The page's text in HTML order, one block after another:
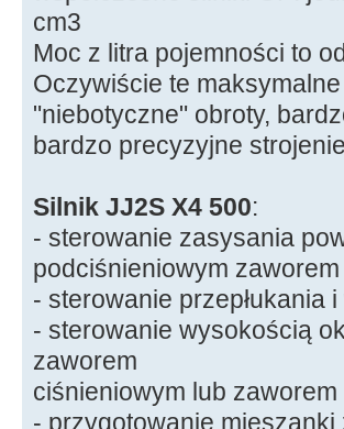
cm3
Moc z litra pojemności to
Oczywiście te
"niebotyczne" obroty,
bardzo precyzyjne
Silnik JJ2S X4 500:
- sterowanie zasysania
podciśnieniowym
- sterowanie przepłukania
- sterowanie wysokością
zaworem
ciśnieniowym lub
- przygotowanie